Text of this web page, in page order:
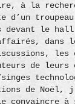
à la
devant le
affairés,
les
de
de Noël,
convaincre